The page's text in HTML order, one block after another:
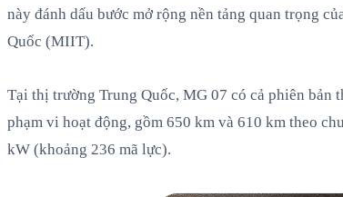
này đánh dấu bước mở rộng nền tảng quan trọng
Quốc (MIIT).
Tại thị trường Trung Quốc, MG 07 có cả phiên bản
phạm vi hoạt động, gồm 650 km và 610 km theo
kW (khoảng 236 mã lực).